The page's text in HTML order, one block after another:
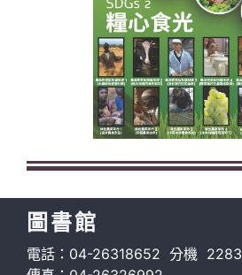
圖書館
電話：04-26318652 分機 2283